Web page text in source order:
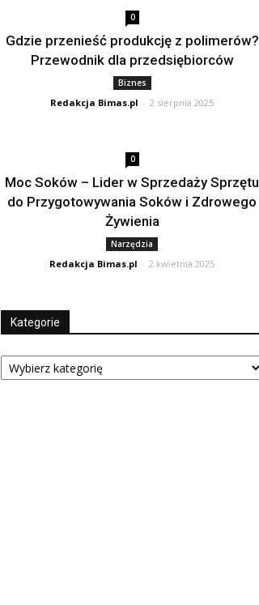
0
Gdzie przenieść produkcję z polimerów?
Przewodnik dla przedsiębiorców
Biznes
Redakcja Bimas.pl - 2 sierpnia 2025
0
Moc Soków – Lider w Sprzedaży Sprzętu
do Przygotowywania Soków i Zdrowego
Żywienia
Narzędzia
Redakcja Bimas.pl - 2 kwietnia 2025
Kategorie
Kategorie